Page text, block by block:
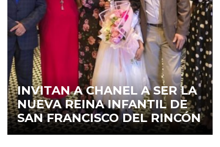
INVITAN A CHANEL A SER LA
NUEVA REINA INFANTIL DE
SAN FRANCISCO DEL RINCÓN